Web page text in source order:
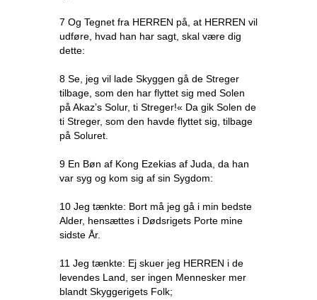
7 Og Tegnet fra HERREN på, at HERREN vil
udføre, hvad han har sagt, skal være dig
dette:
8 Se, jeg vil lade Skyggen gå de Streger
tilbage, som den har flyttet sig med Solen
på Akaz’s Solur, ti Streger!« Da gik Solen de
ti Streger, som den havde flyttet sig, tilbage
på Soluret.
9 En Bøn af Kong Ezekias af Juda, da han
var syg og kom sig af sin Sygdom:
10 Jeg tænkte: Bort må jeg gå i min bedste
Alder, hensættes i Dødsrigets Porte mine
sidste År.
11 Jeg tænkte: Ej skuer jeg HERREN i de
levendes Land, ser ingen Mennesker mer
blandt Skyggerigets Folk;